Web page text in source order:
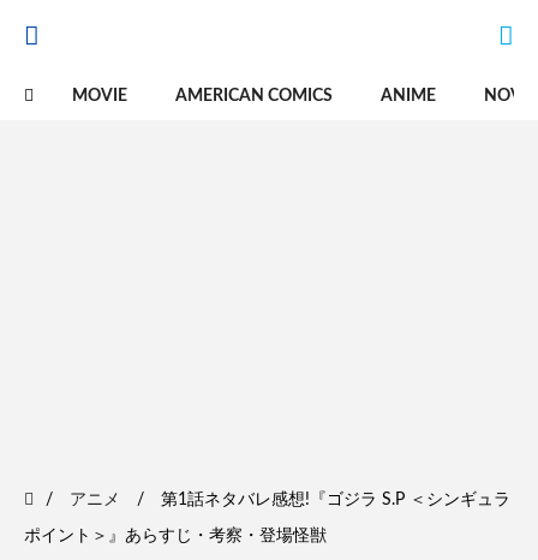
MOVIE AMERICAN COMICS ANIME
アニメ 第1話ネタバレ感想!『ゴジラ S.P ＜シンギュラ
ポイント＞』あらすじ・考察・登場怪獣